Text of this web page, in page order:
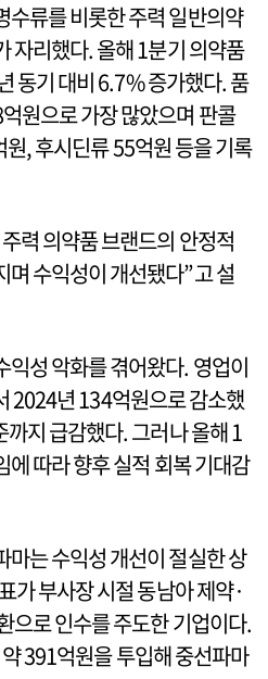
수류를 비롯한 주력 일반의약
자리했다. 올해 1분기 의약품
동기 대비 6.7% 증가했다. 품
원으로 가장 많았으며 판콜
, 후시딘류 55억원 등을 기록
력 의약품 브랜드의 안정적
며 수익성이 개선됐다”고 설
익성 악화를 겪어왔다. 영업이
2024년 134억원으로 감소했
지 급감했다. 그러나 올해 1
따라 향후 실적 회복 기대감
마는 수익성 개선이 절실한 상
가 부사장 시절 동남아 제약·
으로 인수를 주도한 기업이다.
391억원을 투입해 중선파마